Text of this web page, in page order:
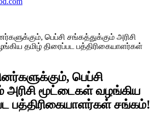
பெப்சி சங்கத்துக்கும் அரிசி
தமிழ் திரைப்பட பத்திரிகையாளர்கள்
பெப்சி
அரிசி மூட்டைகள் வழங்கிய
பத்திரிகையாளர்கள் சங்கம்!